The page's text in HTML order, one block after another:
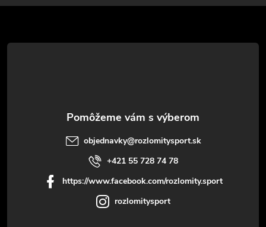
t
objednavky@rozlomitysport.sk
+421 55 728 74 78
https://www.facebook.com/rozlomity.sport
rozlomitysport